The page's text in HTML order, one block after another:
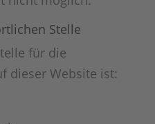
Stelle
für die
dieser Website ist: